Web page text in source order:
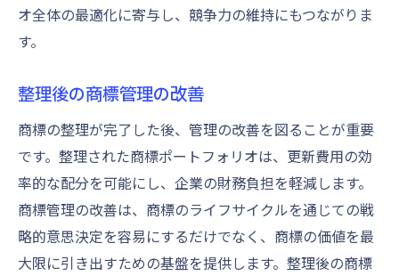
オ全体の最適化に寄与し、競争力の維持にもつながりま
す。
整理後の商標管理の改善
商標の整理が完了した後、管理の改善を図ることが重要
です。整理された商標ポートフォリオは、更新費用の効
率的な配分を可能にし、企業の財務負担を軽減します。
商標管理の改善は、商標のライフサイクルを通じての戦
略的意思決定を容易にするだけでなく、商標の価値を最
大限に引き出すための基盤を提供します。整理後の商標